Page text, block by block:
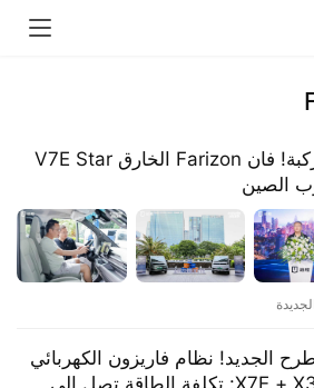
​​تسليم أولي لـ 365 مركبة! فان Farizon الخارق V7E Star
الجديد! نظام فاريزون الكهربائي
X7E + X3E: تكلفة الطاقة تصل إلى